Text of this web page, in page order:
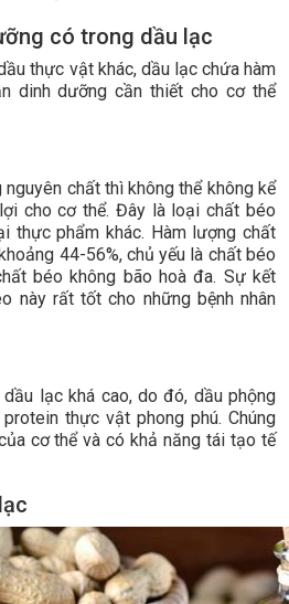
có trong dầu lạc
thực vật khác, dầu lạc chứa hàm
dinh dưỡng cần thiết cho cơ thể
chất thì không thể không kể
cho cơ thể. Đây là loại chất béo
thực phẩm khác. Hàm lượng chất
44-56%, chủ yếu là chất béo
béo không bão hoà đa. Sự kết
này rất tốt cho những bệnh nhân
lạc khá cao, do đó, dầu phộng
thực vật phong phú. Chúng
cơ thể và có khả năng tái tạo tế